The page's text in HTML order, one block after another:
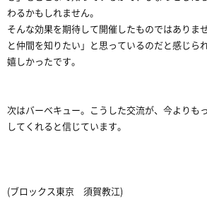
わるかもしれません。
そんな効果を期待して開催したものではありま
と仲間を知りたい」と思っているのだと感じら
嬉しかったです。
次はバーベキュー。こうした交流が、今よりも
してくれると信じています。
(ブロックス東京 須賀教江)